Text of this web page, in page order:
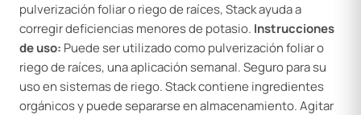
pulverización foliar o riego de raíces, Stack ayuda a
corregir deficiencias menores de potasio. Instrucciones
de uso: Puede ser utilizado como pulverización foliar o
riego de raíces, una aplicación semanal. Seguro para su
uso en sistemas de riego. Stack contiene ingredientes
orgánicos y puede separarse en almacenamiento. Agitar